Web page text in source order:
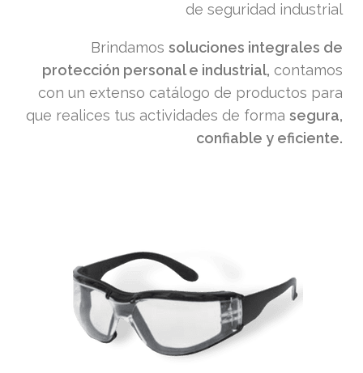
de seguridad industrial
Brindamos soluciones integrales de
protección personal e industrial, contamos
con un extenso catálogo de productos para
que realices tus actividades de forma segura,
confiable y eficiente.